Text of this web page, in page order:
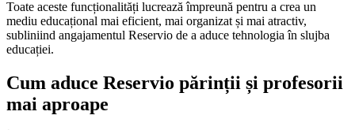
Toate aceste funcționalități lucrează împreună pentru a crea un
mediu educațional mai eficient, mai organizat și mai atractiv,
subliniind angajamentul Reservio de a aduce tehnologia în slujba
educației.
Cum aduce Reservio părinții și profesorii
mai aproape